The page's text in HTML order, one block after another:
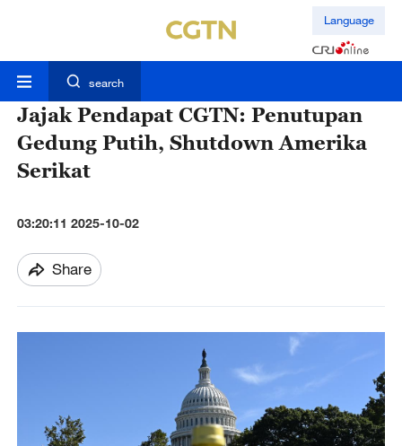
Language
search
Jajak Pendapat CGTN: Penutupan
Gedung Putih, Shutdown Amerika
Serikat
03:20:11 2025-10-02
Share